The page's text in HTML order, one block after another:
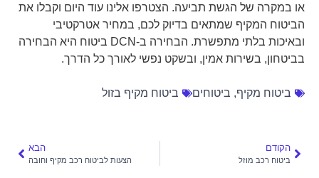
או במקרה של הגשת תביעה. הצטרפו אלינו עוד היום וקבלו את
הביטוח המקיף שמתאים בדיוק לכם, במחיר אטרקטיבי
ובאיכות בלתי מתפשרת. הבחירה ב-DCN ביטוח היא הבחירה
בביטחון, בשירות אמין, ובשקט נפשי לאורך כל הדרך.
ביטוח מקיף, ביטוחים ביטוח מקיף בזול
הקודם
ביטוח רכב מוזל
הבא
הצעות לביטוח רכב מקיף וחובה